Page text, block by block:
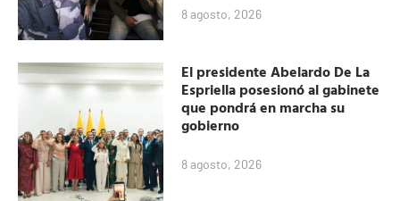
8 agosto, 2026
El presidente Abelardo De La
Espriella posesionó al gabinete
que pondrá en marcha su
gobierno
8 agosto, 2026